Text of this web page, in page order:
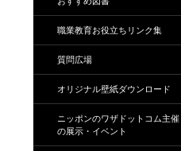
職業教育お役立ちリンク集
質問広場
オリジナル壁紙ダウンロード
ニッポンのワザドットコム主催
の展示・イベント